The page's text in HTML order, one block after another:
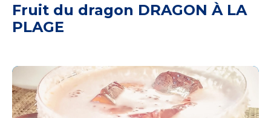
Fruit du dragon DRAGON À LA
PLAGE